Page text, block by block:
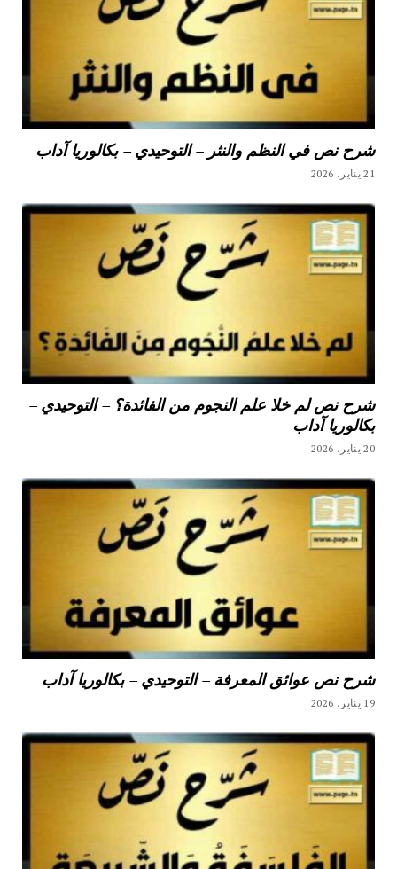
شرح نص في النظم والنثر – التوحيدي – بكالوريا آداب
21 يناير، 2026
شرح نص لم خلا علم النجوم من الفائدة؟ – التوحيدي –
بكالوريا آداب
20 يناير، 2026
شرح نص عوائق المعرفة – التوحيدي – بكالوريا آداب
19 يناير، 2026